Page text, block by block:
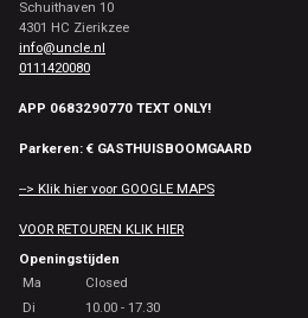
Schuithaven 10
4301 HC Zierikzee
info@uncle.nl
0111420080
APP 0683290770 TEXT ONLY!
Parkeren: € GASTHUISBOOMGAARD
--> Klik hier voor GOOGLE MAPS
VOOR RETOUREN KLIK HIER
Openingstijden
Ma
Closed
Di
10.00 - 17.30